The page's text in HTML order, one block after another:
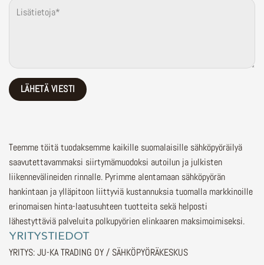
Teemme töitä tuodaksemme kaikille suomalaisille sähköpyöräilyä
saavutettavammaksi siirtymämuodoksi autoilun ja julkisten
liikennevälineiden rinnalle. Pyrimme alentamaan sähköpyörän
hankintaan ja ylläpitoon liittyviä kustannuksia tuomalla markkinoille
erinomaisen hinta-laatusuhteen tuotteita sekä helposti
lähestyttäviä palveluita polkupyörien elinkaaren maksimoimiseksi.
YRITYSTIEDOT
YRITYS: JU-KA TRADING OY / SÄHKÖPYÖRÄKESKUS